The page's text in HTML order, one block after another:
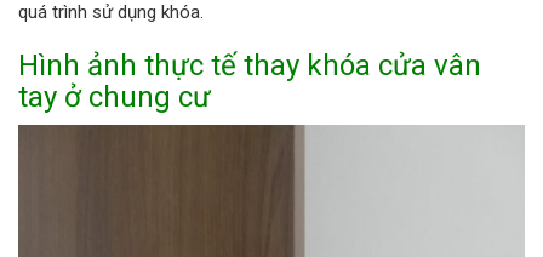
quá trình sử dụng khóa.
Hình ảnh thực tế thay khóa cửa vân
tay ở chung cư